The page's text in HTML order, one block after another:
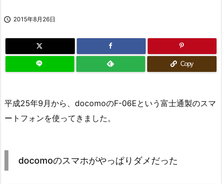
 2015年8月26日
Copy
平成25年9月から、docomoのF-06Eという富士通製のスマ
ートフォンを使ってきました。
docomoのスマホがやっぱりダメだった